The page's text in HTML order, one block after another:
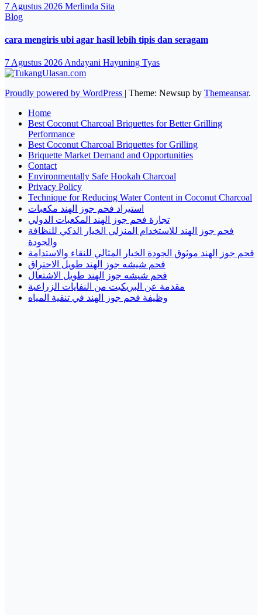
7 Agustus 2026 Merlinda Sita
Blog
cara mengiris ubi agar hasil lebih tipis dan seragam
7 Agustus 2026 Andayani Hayuning Tyas
Proudly powered by WordPress | Theme: Newsup by Themeansar.
Home
Best Coconut Charcoal Briquettes for Better Grilling
Performance
Best Coconut Charcoal Briquettes for Grilling
Briquette Market Demand and Opportunities
Contact
Environmentally Safe Hookah Charcoal
Privacy Policy
Technique for Reducing Water Content in Coconut Charcoal
استيراد فحم جوز الهند مكعبات
تجارة فحم جوز الهند المكعبات الدولي
فحم جوز الهند للاستخدام المنزلي الخيار الذكي للنظافة
والجودة
فحم جوز الهند موثوق الجودة الخيار المثالي للنقاء والاستدامة
فحم شيشه جوز الهند طويل الاحتراق
فحم شيشه جوز الهند طويل الاشتعال
مقدمة عن البريكيت من النفايات الزراعية
وظيفة فحم جوز الهند في تنقية المياه